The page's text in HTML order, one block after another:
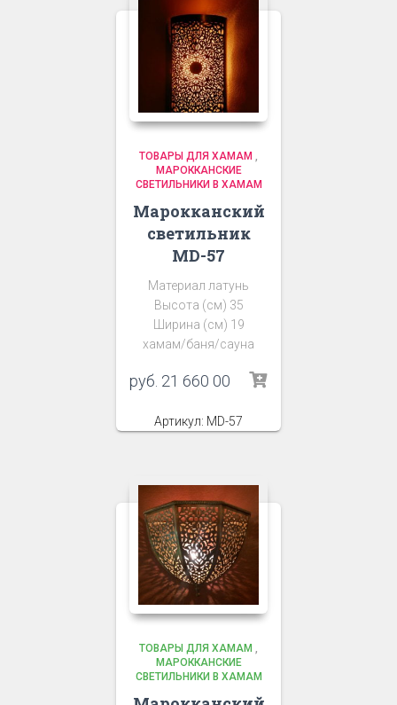
ТОВАРЫ ДЛЯ ХАМАМ
МАРОККАНСКИЕ
СВЕТИЛЬНИКИ В ХАМАМ
Марокканский
светильник
MD-57
Материал латунь
Высота (см) 35
Ширина (см) 19
хамам/баня/сауна
руб. 21 660 00
Артикул: MD-57
ТОВАРЫ ДЛЯ ХАМАМ
МАРОККАНСКИЕ
СВЕТИЛЬНИКИ В ХАМАМ